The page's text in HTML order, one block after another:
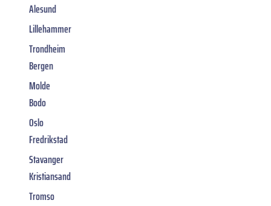
Alesund
Lillehammer
Trondheim
Bergen
Molde
Bodo
Oslo
Fredrikstad
Stavanger
Kristiansand
Tromso